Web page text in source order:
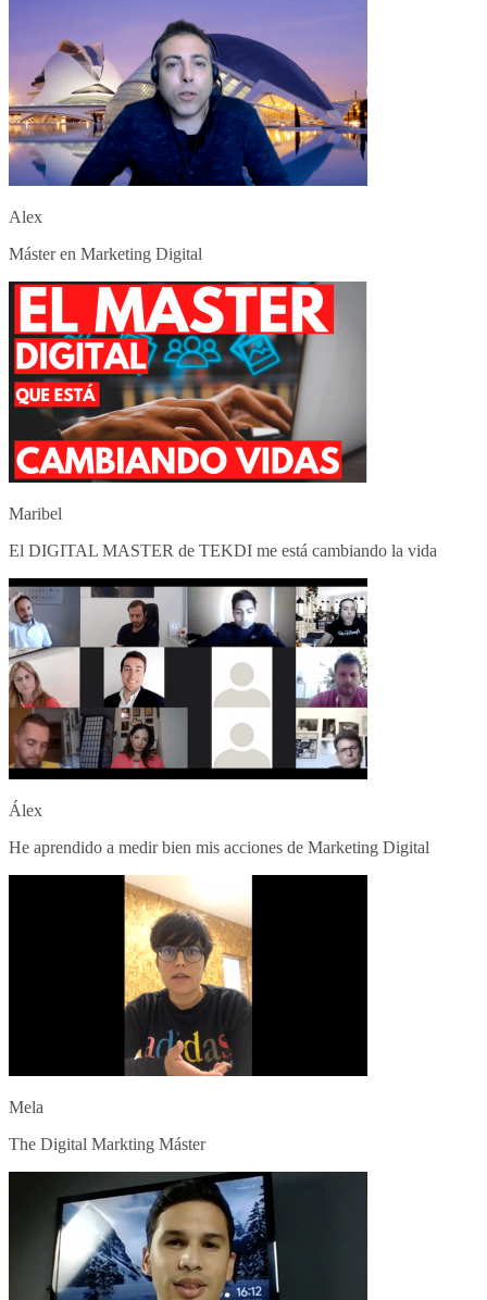
Alex
Máster en Marketing Digital
Maribel
El DIGITAL MASTER de TEKDI me está cambiando la vida
Álex
He aprendido a medir bien mis acciones de Marketing Digital
Mela
The Digital Markting Máster